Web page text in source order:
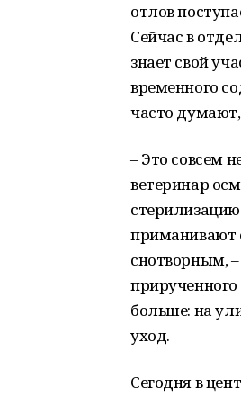
отлов
Сейчас в
знает свой
временного
часто
– Это совсем
ветеринар
приманивают
снотворным, –
больше: на
уход.
Сегодня в